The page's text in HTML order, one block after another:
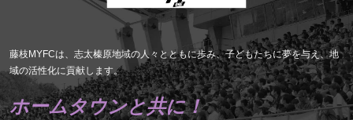
藤枝MYFCは、志太榛原地域の人々とともに歩み、子どもたちに夢を与え、地
域の活性化に貢献します。
ホームタウンと共に！